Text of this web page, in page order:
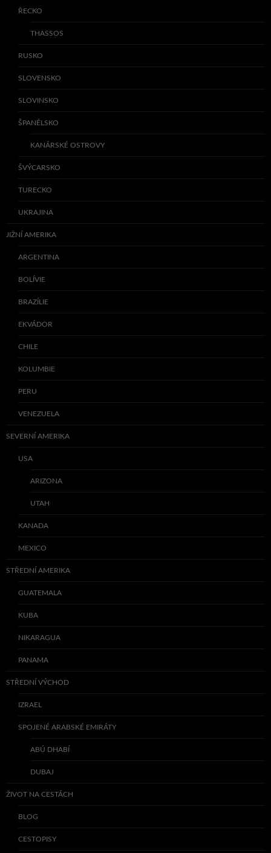
ŘECKO
THASSOS
RUSKO
SLOVENSKO
SLOVINSKO
ŠPANĚLSKO
KANÁRSKÉ OSTROVY
ŠVÝCARSKO
TURECKO
UKRAJINA
JIŽNÍ AMERIKA
ARGENTINA
BOLÍVIE
BRAZÍLIE
EKVÁDOR
CHILE
KOLUMBIE
PERU
VENEZUELA
SEVERNÍ AMERIKA
USA
ARIZONA
UTAH
KANADA
MEXICO
STŘEDNÍ AMERIKA
GUATEMALA
KUBA
NIKARAGUA
PANAMA
STŘEDNÍ VÝCHOD
IZRAEL
SPOJENÉ ARABSKÉ EMIRÁTY
ABÚ DHABÍ
DUBAJ
ŽIVOT NA CESTÁCH
BLOG
CESTOPISY